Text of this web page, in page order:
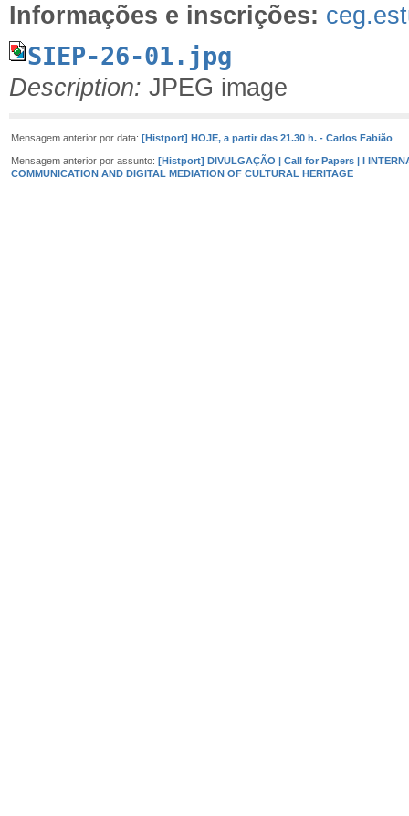
Informações e inscrições:
SIEP-26-01.jpg
Description: JPEG image
Mensagem anterior por data: [Histport] HOJE, a partir das 21.30 h. - Carlos Fabião
Mensagem anterior por assunto: [Histport] DIVULGAÇÃO | Call for Papers | I
COMMUNICATION AND DIGITAL MEDIATION OF CULTURAL HERITAGE